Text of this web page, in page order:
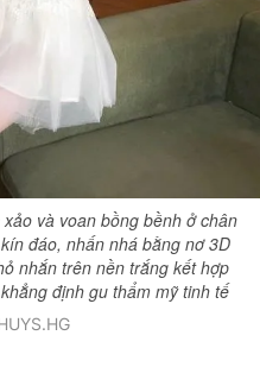
và voan bồng bềnh ở chân
đáo, nhấn nhá bằng nơ 3D
nhắn trên nền trắng kết hợp
định gu thẩm mỹ tinh tế